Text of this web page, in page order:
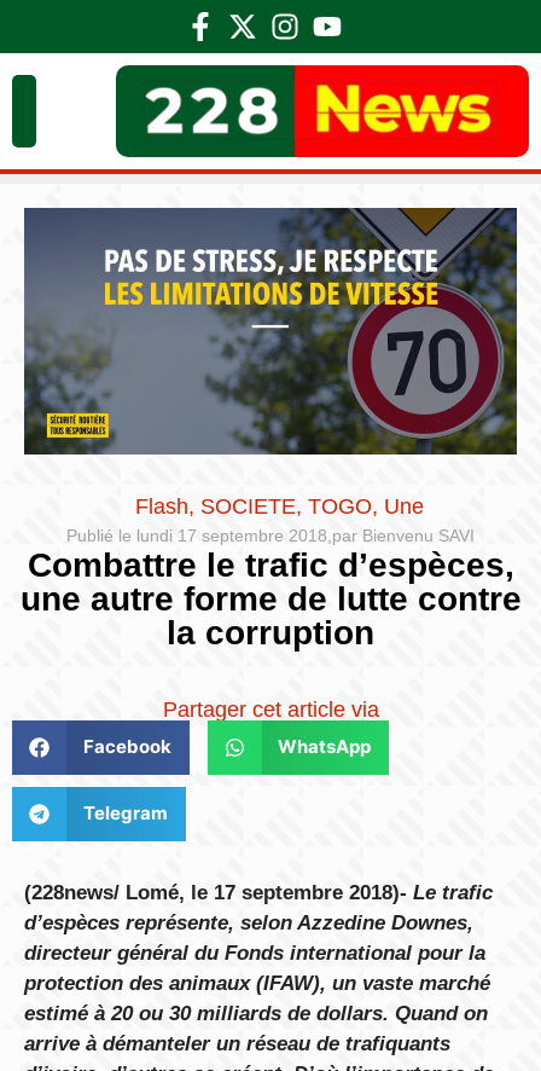
Flash, SOCIETE, TOGO, Une
Publié le lundi 17 septembre 2018, par Bienvenu SAVI
Combattre le trafic d’espèces,
une autre forme de lutte contre
la corruption
Partager cet article via
Facebook WhatsApp
Telegram
(228news/ Lomé, le 17 septembre 2018)- Le trafic
d’espèces représente, selon Azzedine Downes,
directeur général du Fonds international pour la
protection des animaux (IFAW), un vaste marché
estimé à 20 ou 30 milliards de dollars. Quand on
arrive à démanteler un réseau de trafiquants